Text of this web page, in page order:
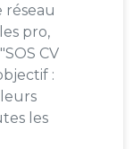
réseau
pro,
CV
:
les